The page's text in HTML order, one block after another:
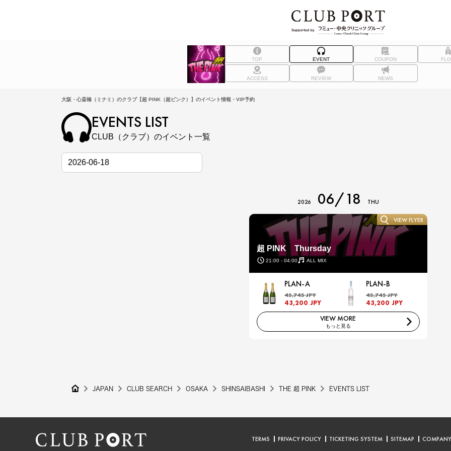
TOP EVENT COUPON
ACCESS REVIEW NEWS
大阪・心斎橋（ミナミ）のクラブ【超 PINK（超ピンク）】のイベント情報・VIP予約
EVENTS LIST
CLUB（クラブ）のイベント一覧
2026 06/18 THU
超 PINK Thursday
21:00 - 04:00 ALL MIX
VIEW FLYER
PLAN-A
45,745 JPY
43,200 JPY
PLAN-B
45,745 JPY
43,200 JPY
VIEW MORE
もっと見る
JAPAN CLUB SEARCH OSAKA SHINSAIBASHI THE 超 PINK EVENTS LIST
TERMS PRIVACY POLICY TICKETING SYSTEM SITEMAP COMPANY